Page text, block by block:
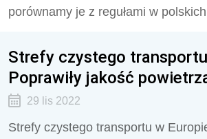
porównamy je z regułami w
Strefy czystego
Poprawiły jakość
29 lis 2022
Strefy czystego transportu w